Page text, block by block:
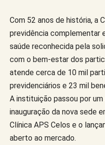
Com 52 anos de história, a
previdência complementar
saúde reconhecida pela
com o bem-estar dos
atende cerca de 10 mil
previdenciários e 23 mil
A instituição passou por
inauguração da nova sede
Clínica APS Celos e o
aberto ao mercado.